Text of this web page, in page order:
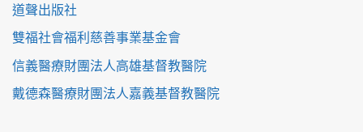
道聲出版社
雙福社會福利慈善事業基金會
信義醫療財團法人高雄基督教醫院
戴德森醫療財團法人嘉義基督教醫院